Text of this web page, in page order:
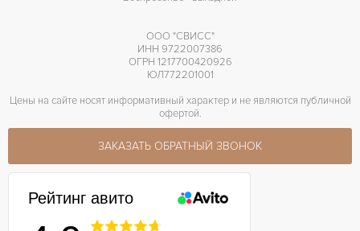
ООО "СВИСС"
ИНН 9722007386
ОГРН 1217700420926
ЮЛ772201001
Цены на сайте носят информативный характер и не являются публичной
офертой.
ЗАКАЗАТЬ ОБРАТНЫЙ ЗВОНОК
Рейтинг авито